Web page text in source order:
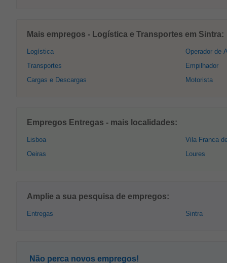
Mais empregos - Logística e Transportes em Sintra:
Logística
Transportes
Cargas e Descargas
Operador de
Empilhador
Motorista
Empregos Entregas - mais localidades:
Lisboa
Oeiras
Vila Franca
Loures
Amplie a sua pesquisa de empregos:
Entregas Sintra
Não perca novos empregos!